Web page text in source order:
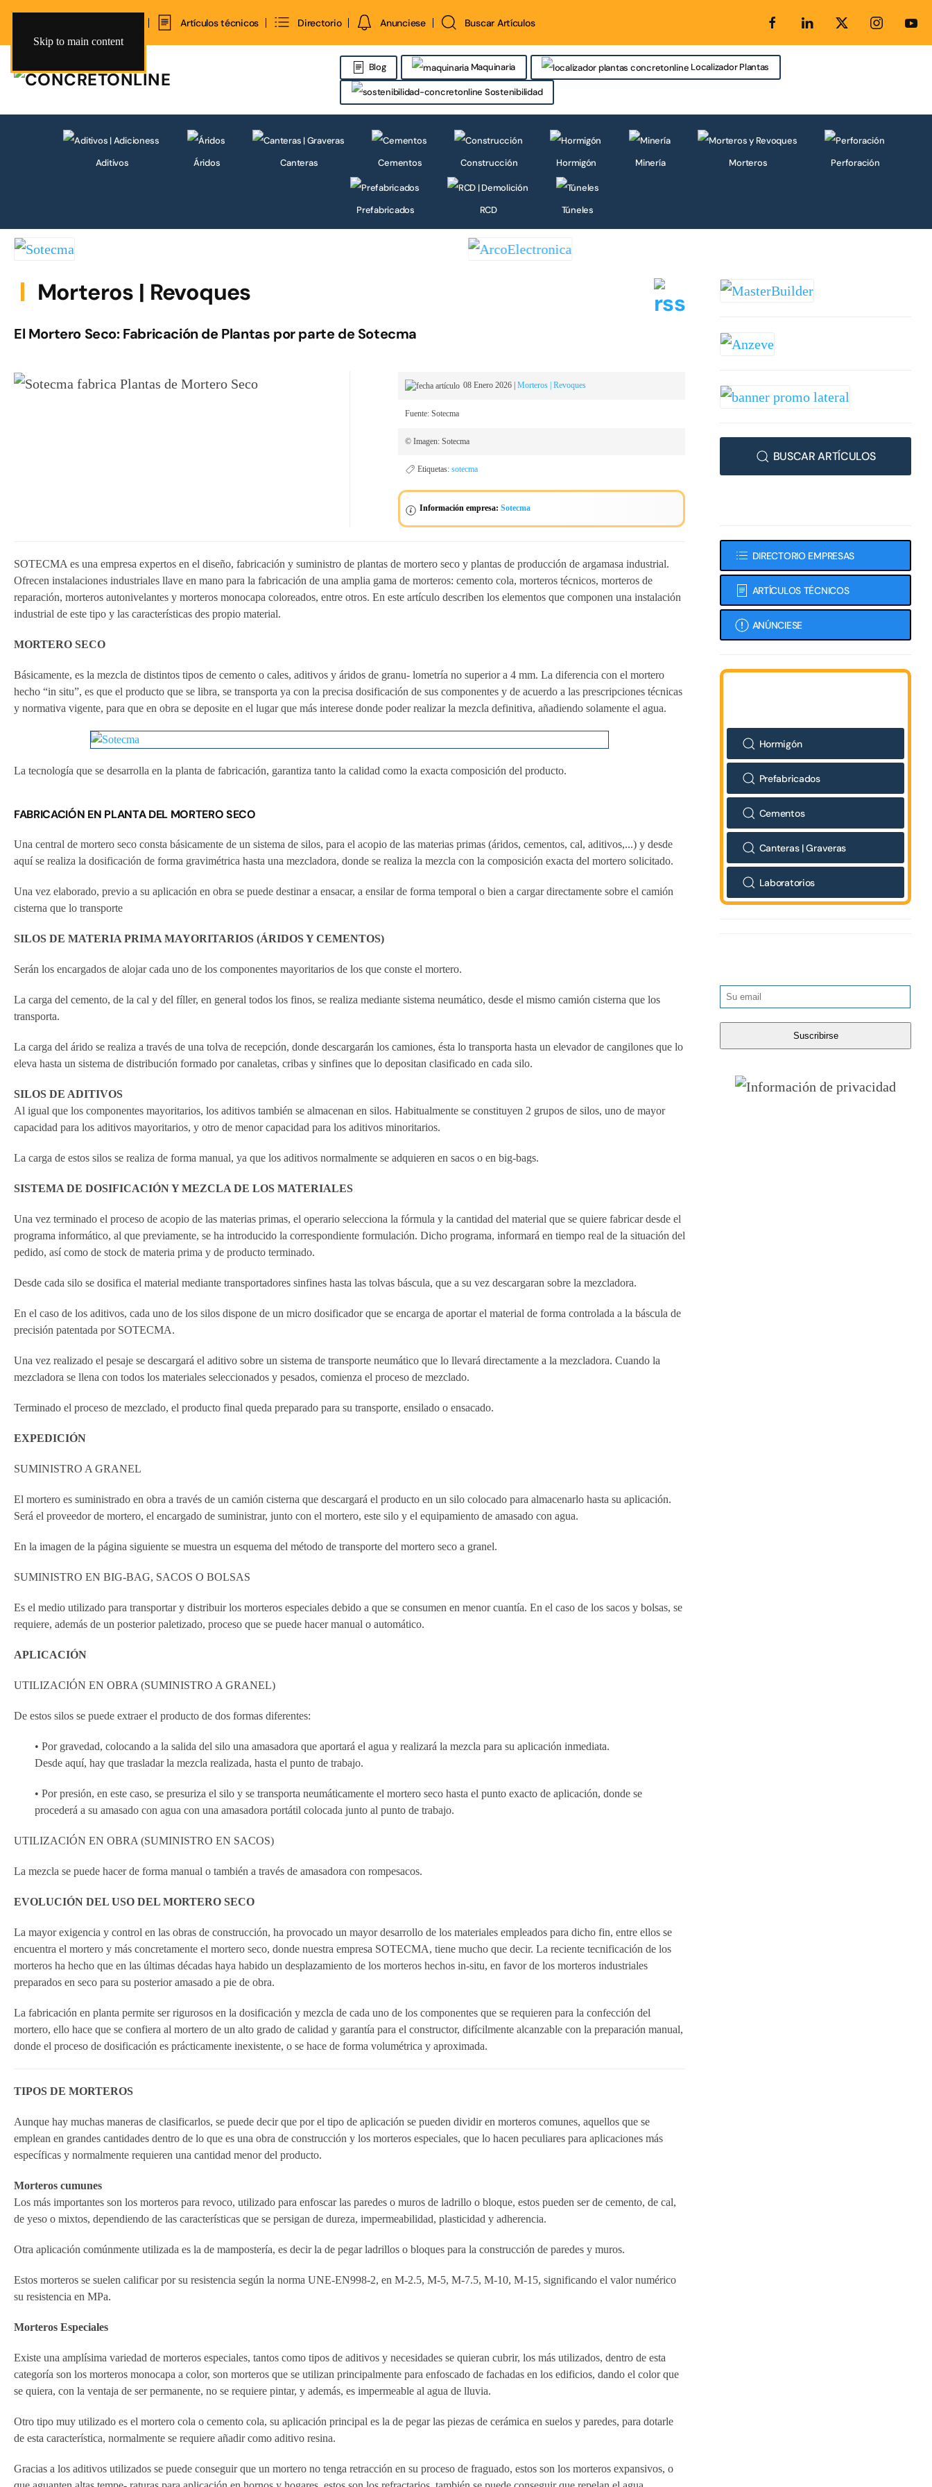
Skip to main content
Artículos técnicos Directorio Anunciese Buscar Artículos
Blog Maquinaria Localizador Plantas
Sostenibilidad
Aditivos Áridos Canteras Cementos Construcción Hormigón Minería Morteros Perforación
Prefabricados RCD Túneles
Morteros | Revoques
El Mortero Seco: Fabricación de Plantas por parte de Sotecma
08 Enero 2026 | Morteros | Revoques
Fuente: Sotecma
© Imagen: Sotecma
Etiquetas: sotecma
Información empresa: Sotecma
SOTECMA es una empresa expertos en el diseño, fabricación y suministro de plantas de mortero seco y plantas de producción de argamasa industrial.
Ofrecen instalaciones industriales llave en mano para la fabricación de una amplia gama de morteros: cemento cola, morteros técnicos, morteros de
reparación, morteros autonivelantes y morteros monocapa coloreados, entre otros. En este artículo describen los elementos que componen una instalación
industrial de este tipo y las características des propio material.
MORTERO SECO
Básicamente, es la mezcla de distintos tipos de cemento o cales, aditivos y áridos de granu- lometría no superior a 4 mm. La diferencia con el mortero
hecho “in situ”, es que el producto que se libra, se transporta ya con la precisa dosificación de sus componentes y de acuerdo a las prescripciones técnicas
y normativa vigente, para que en obra se deposite en el lugar que más interese donde poder realizar la mezcla definitiva, añadiendo solamente el agua.
La tecnología que se desarrolla en la planta de fabricación, garantiza tanto la calidad como la exacta composición del producto.
FABRICACIÓN EN PLANTA DEL MORTERO SECO
Una central de mortero seco consta básicamente de un sistema de silos, para el acopio de las materias primas (áridos, cementos, cal, aditivos,...) y desde
aquí se realiza la dosificación de forma gravimétrica hasta una mezcladora, donde se realiza la mezcla con la composición exacta del mortero solicitado.
Una vez elaborado, previo a su aplicación en obra se puede destinar a ensacar, a ensilar de forma temporal o bien a cargar directamente sobre el camión
cisterna que lo transporte
SILOS DE MATERIA PRIMA MAYORITARIOS (ÁRIDOS Y CEMENTOS)
Serán los encargados de alojar cada uno de los componentes mayoritarios de los que conste el mortero.
La carga del cemento, de la cal y del fíller, en general todos los finos, se realiza mediante sistema neumático, desde el mismo camión cisterna que los
transporta.
La carga del árido se realiza a través de una tolva de recepción, donde descargarán los camiones, ésta lo transporta hasta un elevador de cangilones que lo
eleva hasta un sistema de distribución formado por canaletas, cribas y sinfines que lo depositan clasificado en cada silo.
SILOS DE ADITIVOS
Al igual que los componentes mayoritarios, los aditivos también se almacenan en silos. Habitualmente se constituyen 2 grupos de silos, uno de mayor
capacidad para los aditivos mayoritarios, y otro de menor capacidad para los aditivos minoritarios.
La carga de estos silos se realiza de forma manual, ya que los aditivos normalmente se adquieren en sacos o en big-bags.
SISTEMA DE DOSIFICACIÓN Y MEZCLA DE LOS MATERIALES
Una vez terminado el proceso de acopio de las materias primas, el operario selecciona la fórmula y la cantidad del material que se quiere fabricar desde el
programa informático, al que previamente, se ha introducido la correspondiente formulación. Dicho programa, informará en tiempo real de la situación del
pedido, así como de stock de materia prima y de producto terminado.
Desde cada silo se dosifica el material mediante transportadores sinfines hasta las tolvas báscula, que a su vez descargaran sobre la mezcladora.
En el caso de los aditivos, cada uno de los silos dispone de un micro dosificador que se encarga de aportar el material de forma controlada a la báscula de
precisión patentada por SOTECMA.
Una vez realizado el pesaje se descargará el aditivo sobre un sistema de transporte neumático que lo llevará directamente a la mezcladora. Cuando la
mezcladora se llena con todos los materiales seleccionados y pesados, comienza el proceso de mezclado.
Terminado el proceso de mezclado, el producto final queda preparado para su transporte, ensilado o ensacado.
EXPEDICIÓN
SUMINISTRO A GRANEL
El mortero es suministrado en obra a través de un camión cisterna que descargará el producto en un silo colocado para almacenarlo hasta su aplicación.
Será el proveedor de mortero, el encargado de suministrar, junto con el mortero, este silo y el equipamiento de amasado con agua.
En la imagen de la página siguiente se muestra un esquema del método de transporte del mortero seco a granel.
SUMINISTRO EN BIG-BAG, SACOS O BOLSAS
Es el medio utilizado para transportar y distribuir los morteros especiales debido a que se consumen en menor cuantía. En el caso de los sacos y bolsas, se
requiere, además de un posterior paletizado, proceso que se puede hacer manual o automático.
APLICACIÓN
UTILIZACIÓN EN OBRA (SUMINISTRO A GRANEL)
De estos silos se puede extraer el producto de dos formas diferentes:
• Por gravedad, colocando a la salida del silo una amasadora que aportará el agua y realizará la mezcla para su aplicación inmediata.
Desde aquí, hay que trasladar la mezcla realizada, hasta el punto de trabajo.
• Por presión, en este caso, se presuriza el silo y se transporta neumáticamente el mortero seco hasta el punto exacto de aplicación, donde se
procederá a su amasado con agua con una amasadora portátil colocada junto al punto de trabajo.
UTILIZACIÓN EN OBRA (SUMINISTRO EN SACOS)
La mezcla se puede hacer de forma manual o también a través de amasadora con rompesacos.
EVOLUCIÓN DEL USO DEL MORTERO SECO
La mayor exigencia y control en las obras de construcción, ha provocado un mayor desarrollo de los materiales empleados para dicho fin, entre ellos se
encuentra el mortero y más concretamente el mortero seco, donde nuestra empresa SOTECMA, tiene mucho que decir. La reciente tecnificación de los
morteros ha hecho que en las últimas décadas haya habido un desplazamiento de los morteros hechos in-situ, en favor de los morteros industriales
preparados en seco para su posterior amasado a pie de obra.
La fabricación en planta permite ser rigurosos en la dosificación y mezcla de cada uno de los componentes que se requieren para la confección del
mortero, ello hace que se confiera al mortero de un alto grado de calidad y garantía para el constructor, difícilmente alcanzable con la preparación manual,
donde el proceso de dosificación es prácticamente inexistente, o se hace de forma volumétrica y aproximada.
TIPOS DE MORTEROS
Aunque hay muchas maneras de clasificarlos, se puede decir que por el tipo de aplicación se pueden dividir en morteros comunes, aquellos que se
emplean en grandes cantidades dentro de lo que es una obra de construcción y los morteros especiales, que lo hacen peculiares para aplicaciones más
específicas y normalmente requieren una cantidad menor del producto.
Morteros cumunes
Los más importantes son los morteros para revoco, utilizado para enfoscar las paredes o muros de ladrillo o bloque, estos pueden ser de cemento, de cal,
de yeso o mixtos, dependiendo de las características que se persigan de dureza, impermeabilidad, plasticidad y adherencia.
Otra aplicación comúnmente utilizada es la de mampostería, es decir la de pegar ladrillos o bloques para la construcción de paredes y muros.
Estos morteros se suelen calificar por su resistencia según la norma UNE-EN998-2, en M-2.5, M-5, M-7.5, M-10, M-15, significando el valor numérico
su resistencia en MPa.
Morteros Especiales
Existe una amplísima variedad de morteros especiales, tantos como tipos de aditivos y necesidades se quieran cubrir, los más utilizados, dentro de esta
categoría son los morteros monocapa a color, son morteros que se utilizan principalmente para enfoscado de fachadas en los edificios, dando el color que
se quiera, con la ventaja de ser permanente, no se requiere pintar, y además, es impermeable al agua de lluvia.
Otro tipo muy utilizado es el mortero cola o cemento cola, su aplicación principal es la de pegar las piezas de cerámica en suelos y paredes, para dotarle
de esta característica, normalmente se requiere añadir como aditivo resina.
Gracias a los aditivos utilizados se puede conseguir que un mortero no tenga retracción en su proceso de fraguado, estos son los morteros expansivos, o
BUSCAR ARTÍCULOS
DIRECTORIO EMPRESAS
ARTÍCULOS TÉCNICOS
ANÚNCIESE
Hormigón
Prefabricados
Cementos
Canteras | Graveras
Laboratorios